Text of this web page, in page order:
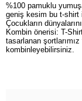
%100 pamuklu
geniş kesim bu t-shirt
Çocukların
Kombin önerisi: T-
tasarlanan
kombinleyebilirsiniz.